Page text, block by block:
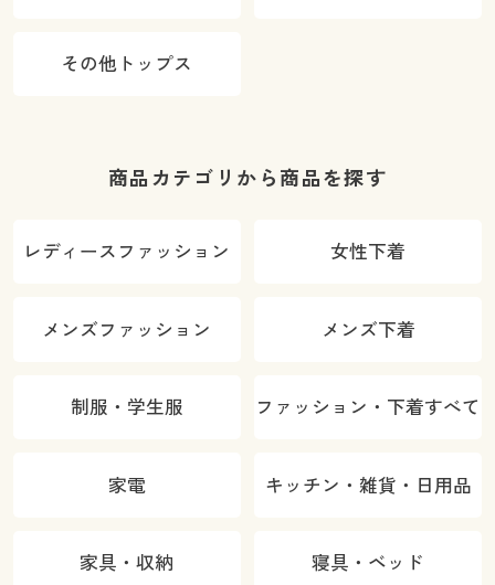
その他トップス
商品カテゴリから商品を探す
レディースファッション 女性下着
メンズファッション メンズ下着
制服・学生服 ファッション・下着すべて
家電 キッチン・雑貨・日用品
家具・収納 寝具・ベッド